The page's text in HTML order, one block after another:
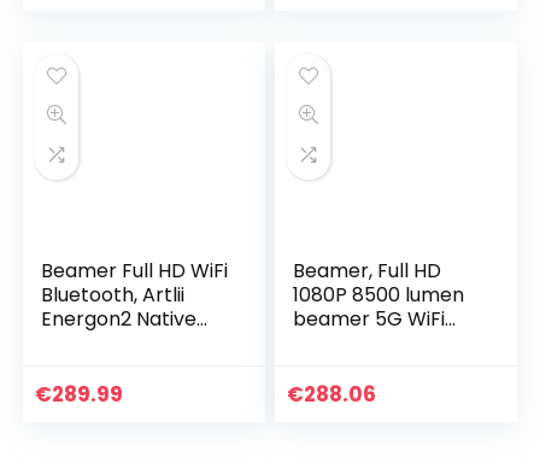
Beamer Full HD WiFi
Bluetooth, Artlii
Energon2 Native
/ 5.0G WiFi, Max
€289.99
Beamer, Full HD
1080P 8500 lumen
beamer 5G WiFi
video, LED home
€288.06